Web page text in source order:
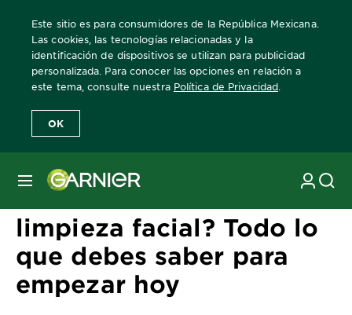
Este sitio es para consumidores de la República Mexicana.
Las cookies, las tecnologías relacionadas y la
identificación de dispositivos se utilizan para publicidad
personalizada. Para conocer las opciones en relación a
este tema, consulte nuestra Política de Privacidad
OK
MENÚ
Home Revista Garnier Consejos sobre el cuidado de la piel
¿Qué es la doble
limpieza facial? Todo lo
que debes saber para
empezar hoy